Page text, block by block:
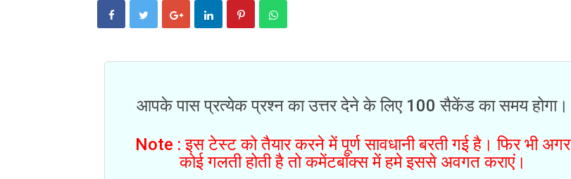
आपके पास प्रत्येक प्रश्न का उत्तर देने के लिए 100 सैकेंड का समय होगा।
Note : इस टेस्ट को तैयार करने में पूर्ण सावधानी बरती गई है। फिर भी अगर
कोई गलती होती है तो कमेंटबॉक्स में हमे इससे अवगत कराएं।